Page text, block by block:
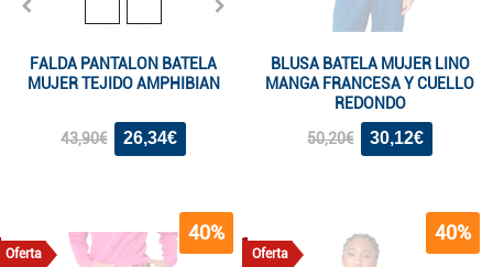
FALDA PANTALON BATELA
MUJER TEJIDO AMPHIBIAN
43,90€ 26,34€
BLUSA BATELA MUJER LINO
MANGA FRANCESA Y CUELLO
REDONDO
50,20€ 30,12€
Oferta
40%
Oferta
40%